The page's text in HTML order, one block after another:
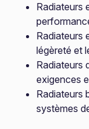
Radiateurs
Radiateurs
légèreté et
Radiateurs
exigences
Radiateurs
systèmes